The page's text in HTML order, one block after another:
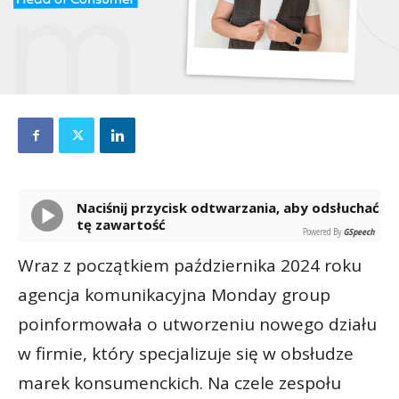
Naciśnij przycisk odtwarzania, aby odsłuchać
tę zawartość
Powered By GSpeech
Wraz z początkiem października 2024 roku
agencja komunikacyjna Monday group
poinformowała o utworzeniu nowego działu
w firmie, który specjalizuje się w obsłudze
marek konsumenckich. Na czele zespołu